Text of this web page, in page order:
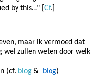
by this…" [ Cf.]
maar ik vermoed dat
wel zullen weten door welk
(cf. blog & blog)